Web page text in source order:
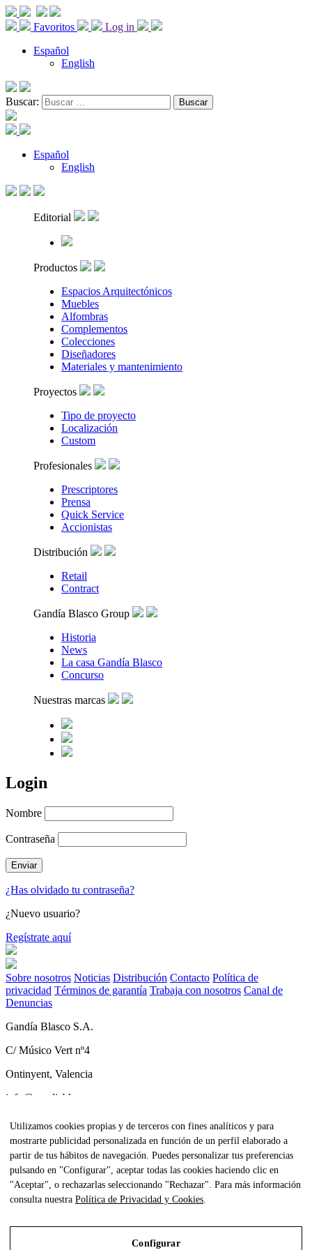
Favoritos
Log in
Español
English
Buscar:
Español
English
Editorial
Productos
Espacios Arquitectónicos
Muebles
Alfombras
Complementos
Colecciones
Diseñadores
Materiales y mantenimiento
Proyectos
Tipo de proyecto
Localización
Custom
Profesionales
Prescriptores
Prensa
Quick Service
Accionistas
Distribución
Retail
Contract
Gandía Blasco Group
Historia
News
La casa Gandía Blasco
Concurso
Nuestras marcas
Login
Nombre
Contraseña
¿Has olvidado tu contraseña?
¿Nuevo usuario?
Regístrate aquí
Sobre nosotros Noticias Distribución Contacto Política de
privacidad Términos de garantía Trabaja con nosotros Canal de
Denuncias
Gandía Blasco S.A.
C/ Músico Vert nº4
Ontinyent, Valencia
info@gandiablasco.com
Tel +34 962 911 320
CIF: ESA46011888
Subscríbete a nuestra newsletter
Para estar al tanto de todas nuestras noticias y recibir contenido
exclusivo haz clickaquí.
Utilizamos cookies propias y de terceros con fines analíticos y para
mostrarte publicidad personalizada en función de un perfil elaborado a
partir de tus hábitos de navegación. Puedes personalizar tus preferencias
pulsando en "Configurar", aceptar todas las cookies haciendo clic en
"Aceptar", o rechazarlas seleccionando "Rechazar". Para más información
consulta nuestra Política de Privacidad y Cookies.
Configurar